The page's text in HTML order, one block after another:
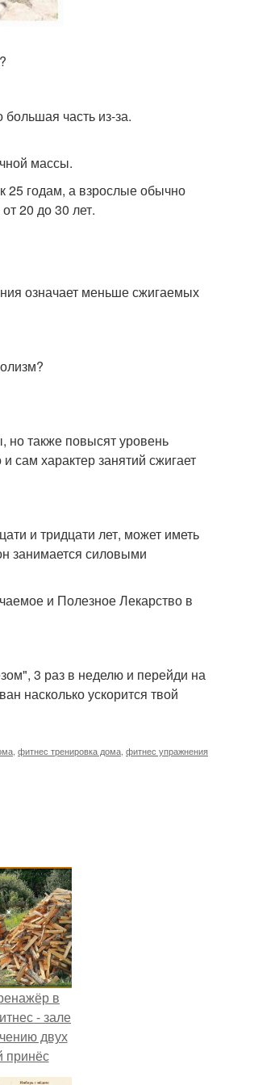
часть из-за.
массы.
25 годам, а взрослые обычно
20 до 30 лет.
означает меньше сжигаемых
но также повысят уровень
сам характер занятий сжигает
и тридцати лет, может иметь
занимается силовыми
и Полезное Лекарство в
3 раз в неделю и перейди на
насколько ускорится твой
фитнес тренировка дома фитнес упражнения
в
- зале
двух
принёс